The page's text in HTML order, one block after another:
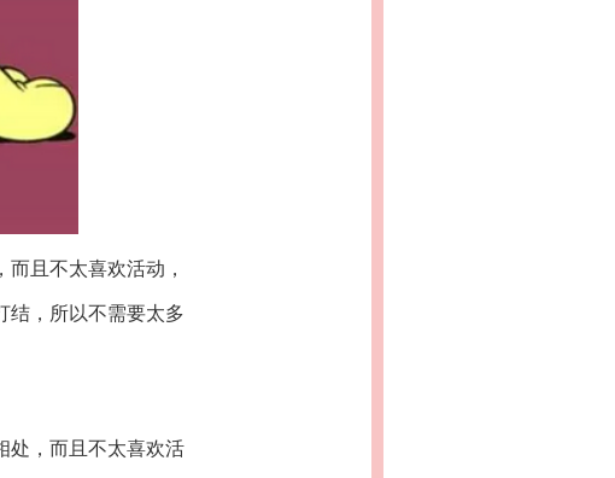
且不太喜欢活动，
结，所以不需要太多
处，而且不太喜欢活